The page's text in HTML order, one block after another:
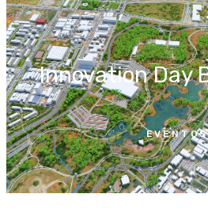
Innovation Day
EVENTOS